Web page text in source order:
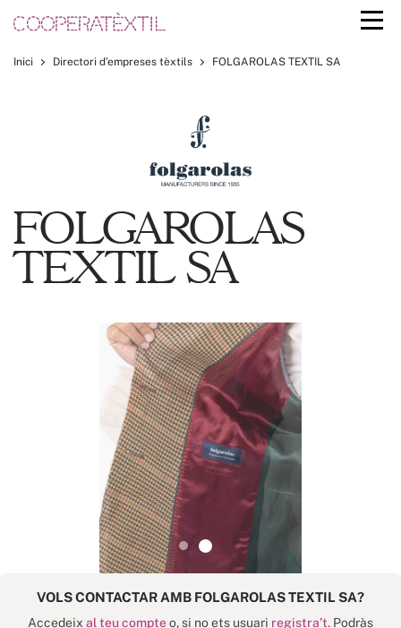
Inici Directori d’empreses tèxtils FOLGAROLAS TEXTIL SA
FOLGAROLAS
TEXTIL SA
VOLS CONTACTAR AMB FOLGAROLAS TEXTIL SA?
Accedeix al teu compteo, si no ets usuari registra’t. Podràs